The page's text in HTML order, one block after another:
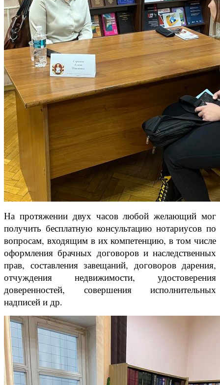
На протяжении двух часов любой желающий мог
получить бесплатную консультацию нотариусов по
вопросам, входящим в их компетенцию, в том числе
оформления брачных договоров и наследственных
прав, составления завещаний, договоров дарения,
отчуждения недвижимости, удостоверения
доверенностей, совершения исполнительных
надписей и др.